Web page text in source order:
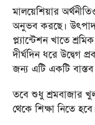
মালয়েশিয়ার
অনুভব করছে।
প্ল্যান্টেশন খাতে
দীর্ঘদিন ধরে উদ্বেগ
জন্য এটি একটি
তবে শুধু শ্রমবাজার
থেকে শিক্ষা নিতে